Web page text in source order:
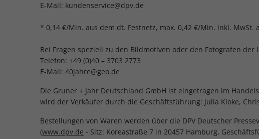
E-Mail: kundenservice@dpv.de
* 0,14 €/Min. aus dem dt. Festnetz, max. 0,42 €/Min. inkl. MwSt.
Bei Fragen speziell zu den Bildmotiven oder den Fotografen
Telefon: +49 (0)40 – 3703 2773
E-Mail: 40jahre@geo.de
Die Gruner + Jahr Deutschland GmbH ist eingetragen im
wird der Verkäufer durch die Geschäftsführung: Julia Kloke,
Bestellungen von Waren werden über die DPV Deutscher
(www.dpv.de - Sitz: Koreastraße 7 in 20457 Hamburg,